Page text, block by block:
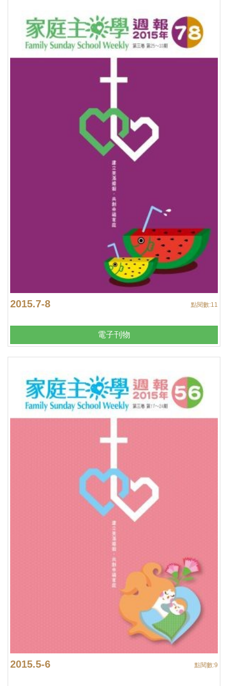
2015.7-8 點閱數:11
電子刊物
2015.5-6 點閱數:9